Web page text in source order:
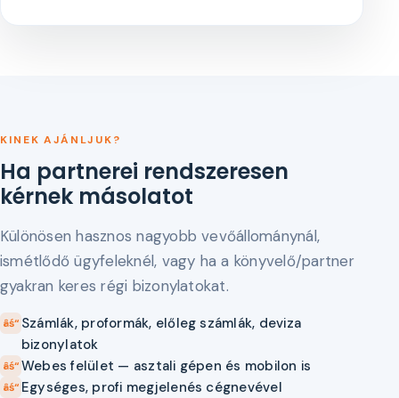
KINEK AJÁNLJUK?
Ha partnerei rendszeresen
kérnek másolatot
Különösen hasznos nagyobb vevőállománynál,
ismétlődő ügyfeleknél, vagy ha a könyvelő/partner
gyakran keres régi bizonylatokat.
Számlák, proformák, előleg számlák, deviza
bizonylatok
Webes felület — asztali gépen és mobilon is
Egységes, profi megjelenés cégnevével